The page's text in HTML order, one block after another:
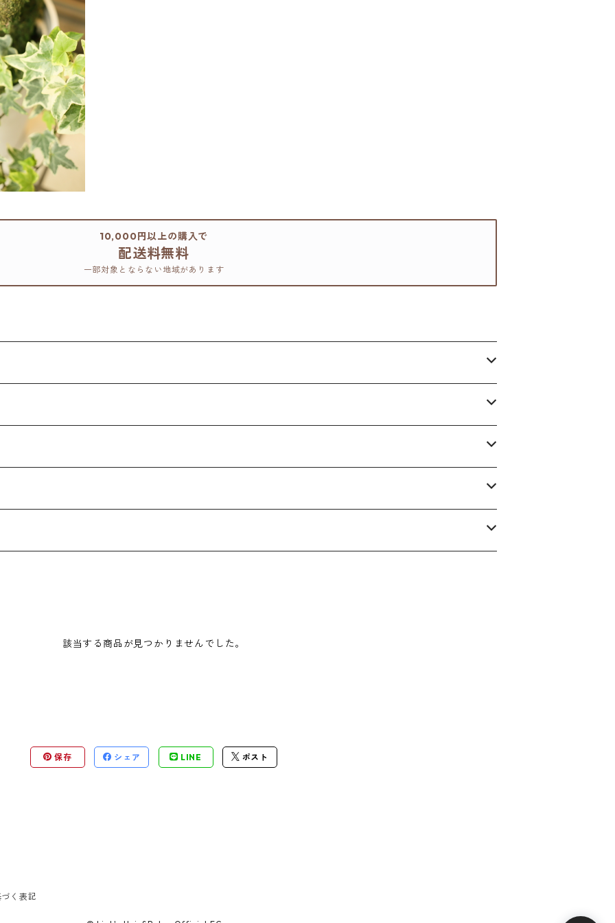
10,000円以上の購入で
配送料無料
一部対象とならない地域があります
該当する商品が見つかりませんでした。
保存 シェア LINE ポスト
く表記